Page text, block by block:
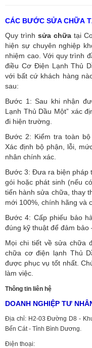
CÁC BƯỚC SỬA CHỮA
Quy trình sửa chữa tại
hiện sự chuyên nghiệp
nhiệm cao. Với quy trình
điều Cơ Điện Lạnh Thủ
với bất cứ khách hàng
sau:
Bước 1: Sau khi nhận
Lạnh Thủ Dầu Một” xác
đi hiện trường.
Bước 2: Kiểm tra toàn
Xác định bộ phận, lỗi,
nhân chính xác.
Bước 3: Đưa ra biện pháp
gói hoặc phát sinh (nếu
tiến hành sửa chữa, thay
mới 100%, chính hãng và
Bước 4: Cấp phiếu bảo
đúng kỹ thuật để đảm bảo
Mọi chi tiết về sửa chữa
chữa cơ điện lạnh Thủ
được phục vụ tốt nhất.
làm việc.
Thông tin liên hệ
DOANH NGHIỆP TƯ
Địa chỉ: H2-03 Đường D8 -
Bến Cát - Tỉnh Bình Dương.
Điện thoại: